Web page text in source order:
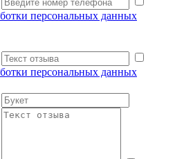
персональных данных
персональных данных